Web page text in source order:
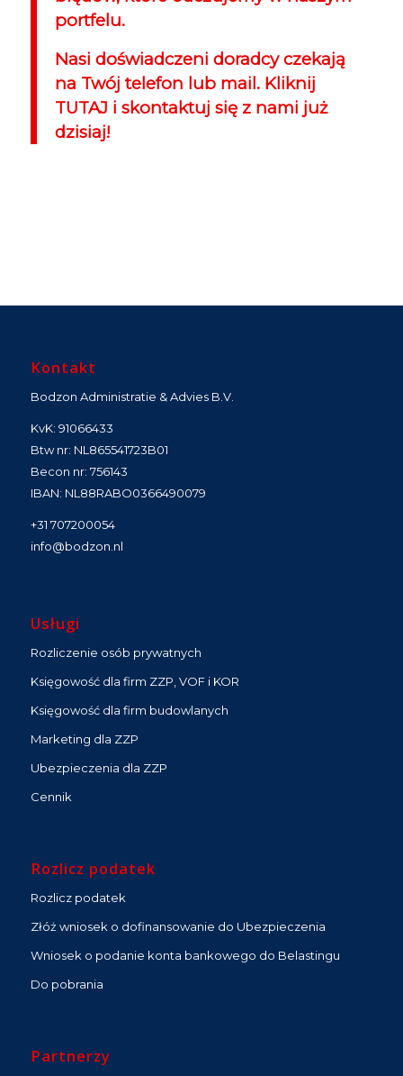
portfelu.
Nasi doświadczeni doradcy czekają
na Twój telefon lub mail. Kliknij
TUTAJ i skontaktuj się z nami już
dzisiaj!
Kontakt
Bodzon Administratie & Advies B.V.
KvK: 91066433
Btw nr: NL865541723B01
Becon nr: 756143
IBAN: NL88RABO0366490079
+31 707200054
info@bodzon.nl
Usługi
Rozliczenie osób prywatnych
Księgowość dla firm ZZP, VOF i KOR
Księgowość dla firm budowlanych
Marketing dla ZZP
Ubezpieczenia dla ZZP
Cennik
Rozlicz podatek
Rozlicz podatek
Złóż wniosek o dofinansowanie do Ubezpieczenia
Wniosek o podanie konta bankowego do Belastingu
Do pobrania
Partnerzy